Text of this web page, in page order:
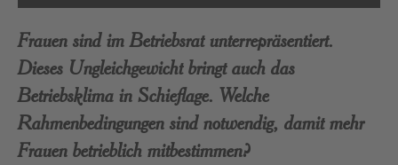
Frauen sind im Betriebsrat unterrepräsentiert.
Dieses Ungleichgewicht bringt auch das
Betriebsklima in Schieflage. Welche
Rahmenbedingungen sind notwendig, damit mehr
Frauen betrieblich mitbestimmen?